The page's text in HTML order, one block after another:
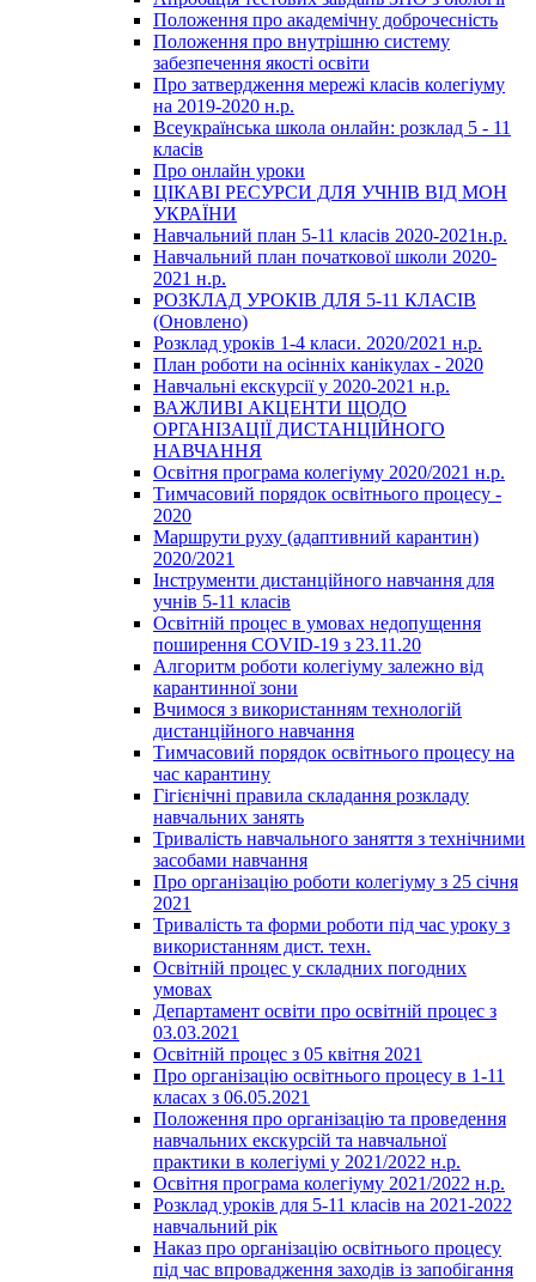
Положення про академічну доброчесність
Положення про внутрішню систему
забезпечення якості освіти
Про затвердження мережі класів колегіуму
на 2019-2020 н.р.
Всеукраїнська школа онлайн: розклад 5 - 11
класів
Про онлайн уроки
ЦІКАВІ РЕСУРСИ ДЛЯ УЧНІВ ВІД МОН
УКРАЇНИ
Навчальний план 5-11 класів 2020-2021н.р.
Навчальний план початкової школи 2020-
2021 н.р.
РОЗКЛАД УРОКІВ ДЛЯ 5-11 КЛАСІВ
(Оновлено)
Розклад уроків 1-4 класи. 2020/2021 н.р.
План роботи на осінніх канікулах - 2020
Навчальні екскурсії у 2020-2021 н.р.
ВАЖЛИВІ АКЦЕНТИ ЩОДО
ОРГАНІЗАЦІЇ ДИСТАНЦІЙНОГО
НАВЧАННЯ
Освітня програма колегіуму 2020/2021 н.р.
Тимчасовий порядок освітнього процесу -
2020
Маршрути руху (адаптивний карантин)
2020/2021
Інструменти дистанційного навчання для
учнів 5-11 класів
Освітній процес в умовах недопущення
поширення COVID-19 з 23.11.20
Алгоритм роботи колегіуму залежно від
карантинної зони
Вчимося з використанням технологій
дистанційного навчання
Тимчасовий порядок освітнього процесу на
час карантину
Гігієнічні правила складання розкладу
навчальних занять
Тривалість навчального заняття з технічними
засобами навчання
Про організацію роботи колегіуму з 25 січня
2021
Тривалість та форми роботи під час уроку з
використанням дист. техн.
Освітній процес у складних погодних
умовах
Департамент освіти про освітній процес з
03.03.2021
Освітній процес з 05 квітня 2021
Про організацію освітнього процесу в 1-11
класах з 06.05.2021
Положення про організацію та проведення
навчальних екскурсій та навчальної
практики в колегіумі у 2021/2022 н.р.
Освітня програма колегіуму 2021/2022 н.р.
Розклад уроків для 5-11 класів на 2021-2022
навчальний рік
Наказ про організацію освітнього процесу
під час впровадження заходів із запобігання